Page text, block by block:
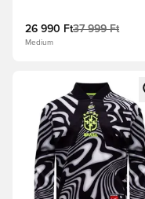
26 990 Ft37 999 Ft
Medium
Megnyit egy modált